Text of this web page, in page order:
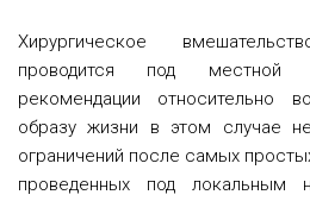
Хирургическое
проводится под местной
рекомендации относительно
образу жизни в этом случае
ограничений после самых
проведенных под локальным